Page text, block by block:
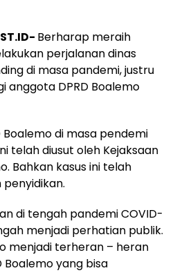
Berharap meraih
perjalanan dinas
di masa pandemi, justru
DPRD Boalemo
Boalemo di masa pendemi
telah diusut oleh Kejaksaan
Bahkan kasus ini telah
di tengah pandemi COVID-
menjadi perhatian publik.
menjadi terheran – heran
Boalemo yang bisa